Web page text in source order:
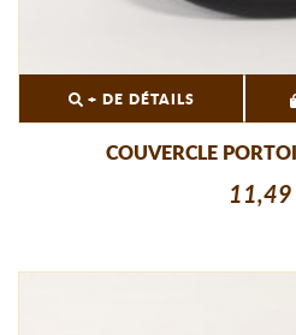
+ DE DÉTAILS
COUVERCLE
11,49